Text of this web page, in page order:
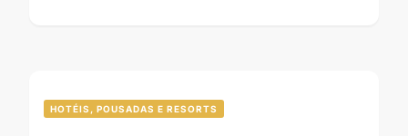
HOTÉIS, POUSADAS E RESORTS